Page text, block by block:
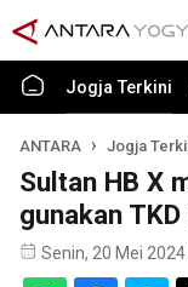
Jogja Terkini
ANTARA Jogja
Sultan HB X
gunakan
Senin, 20 Mei 2024